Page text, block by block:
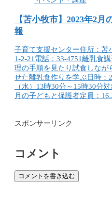
【苫小牧市】2023年2月
報
子育て支援センター住所：苫
1-2-21電話：33-4751離乳食
理の手順を見たり試食しなが
せた離乳食作りを学ぶ日時：
（水）13時30分～15時30分
月の子どもと保護者定員：
スポンサーリンク
コメント
コメントを書き込む